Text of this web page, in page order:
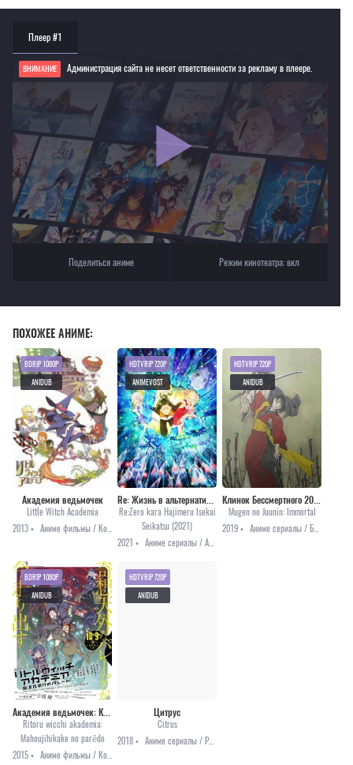
Плеер #1
ВНИМАНИЕ Администрация сайта не несет ответственности за рекламу в плеере.
Если видео не работает, обновите страницу или выберите другой плеер!
Для просмотра некоторых аниме необходимо установить VPN
Текущее воспроизведение：Ведьмина служба доставки [1989]
Поделиться аниме Режим кинотеатра:вкл
ПОХОЖЕЕ АНИМЕ:
Академия ведьмочек
Little Witch Academia
2013 •
BDRIP 1080P
ANIDUB
Re:Zero kara Hajimeru Isekai
Seikatsu (2021)
2021 •
HDTVRIP 720P
ANIMEVOST
Mugen no Juunin: Immortal
2019 •
HDTVRIP 720P
ANIDUB
Академия ведьмочек: Колдовской парад
Ritoru wicchi akademia:
Mahoujihikake no parêdo
2015 •
Аниме фильмы / Комедия / Приключения / Фэнтези / Школа
BDRIP 1080P
ANIDUB
Цитрус
Citrus
2018 •
Аниме сериалы / Романтика
HDTVRIP 720P
ANIDUB